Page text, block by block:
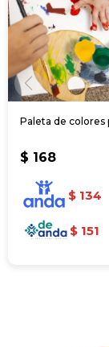
Paleta de colores
$ 168
$ 134
$ 151